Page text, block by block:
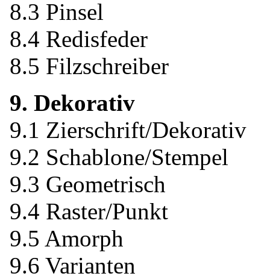
8.3 Pinsel
8.4 Redisfeder
8.5 Filzschreiber
9. Dekorativ
9.1 Zierschrift/Dekorativ
9.2 Schablone/Stempel
9.3 Geometrisch
9.4 Raster/Punkt
9.5 Amorph
9.6 Varianten